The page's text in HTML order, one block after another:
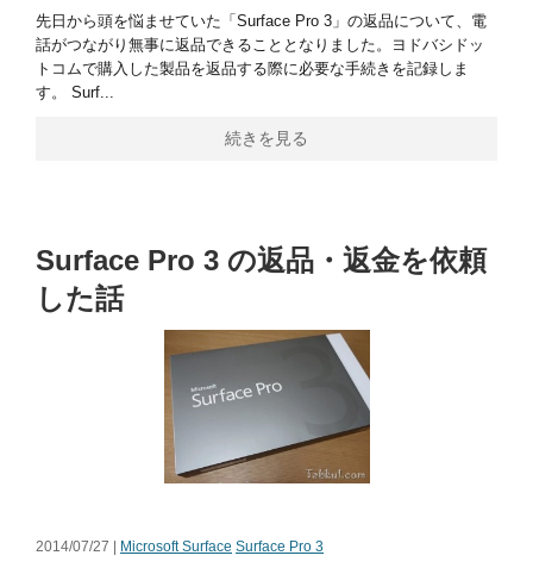
先日から頭を悩ませていた「Surface Pro 3」の返品について、電
話がつながり無事に返品できることとなりました。ヨドバシドッ
トコムで購入した製品を返品する際に必要な手続きを記録しま
す。 Surf...
続きを見る
Surface Pro 3 の返品・返金を依頼
した話
2014/07/27 | Microsoft Surface Surface Pro 3